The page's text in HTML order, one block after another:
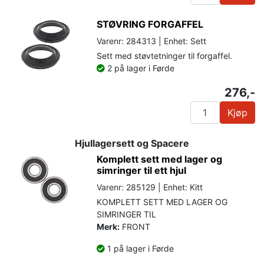
STØVRING FORGAFFEL
Varenr: 284313 | Enhet: Sett
Sett med støvtetninger til forgaffel.
2 på lager i Førde
276,-
Kjøp
Hjullagersett og Spacere
Komplett sett med lager og
simringer til ett hjul
Varenr: 285129 | Enhet: Kitt
KOMPLETT SETT MED LAGER OG
SIMRINGER TIL
Merk: FRONT
1 på lager i Førde